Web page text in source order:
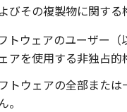
びその複製物に関する
トウェアのユーザー
アを使用する非独占的
トウェアの全部また
。